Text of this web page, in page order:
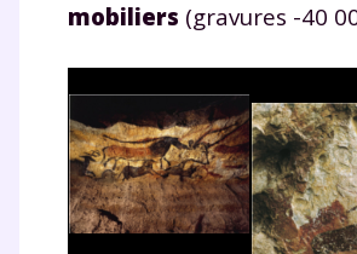
mobiliers (gravures -40